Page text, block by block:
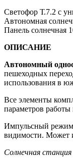
Светофор Т.7.2 с
Автономная
Панель солнечная
ОПИСАНИЕ
Автономный
пешеходных
использования в
Все элементы
параметров
Импульсный режим
видимости. Может
Солнечная станция